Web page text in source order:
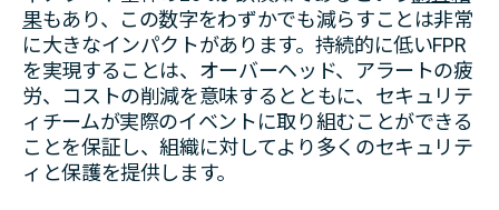
果もあり、この数字をわずかでも減らすことは非常
に大きなインパクトがあります。持続的に低いFPR
を実現することは、オーバーヘッド、アラートの疲
労、コストの削減を意味するとともに、セキュリテ
ィチームが実際のイベントに取り組むことができる
ことを保証し、組織に対してより多くのセキュリテ
ィと保護を提供します。